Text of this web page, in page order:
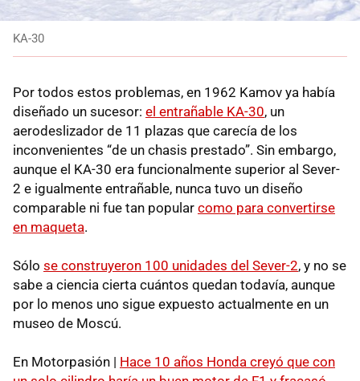
KA-30
Por todos estos problemas, en 1962 Kamov ya había
diseñado un sucesor: el entrañable KA-30, un
aerodeslizador de 11 plazas que carecía de los
inconvenientes “de un chasis prestado”. Sin embargo,
aunque el KA-30 era funcionalmente superior al Sever-
2 e igualmente entrañable, nunca tuvo un diseño
comparable ni fue tan popular como para convertirse
en maqueta.
Sólo se construyeron 100 unidades del Sever-2, y no se
sabe a ciencia cierta cuántos quedan todavía, aunque
por lo menos uno sigue expuesto actualmente en un
museo de Moscú.
En Motorpasión | Hace 10 años Honda creyó que con